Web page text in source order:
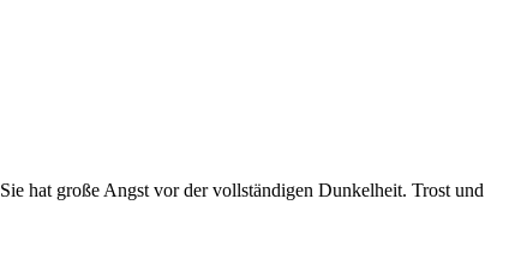
hat große Angst vor der vollständigen Dunkelheit. Trost und